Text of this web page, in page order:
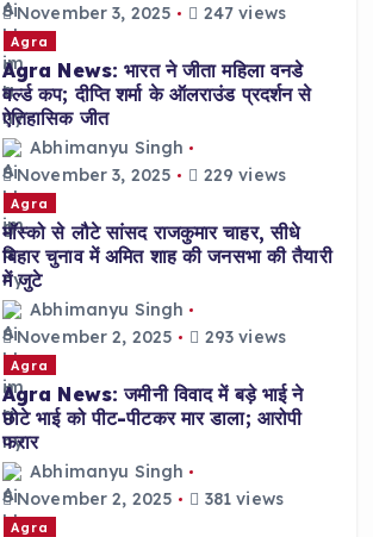
November 3, 2025
247 views
Agra
Agra News: भारत ने जीता महिला वनडे
वर्ल्ड कप; दीप्ति शर्मा के ऑलराउंड प्रदर्शन से
ऐतिहासिक जीत
Abhimanyu Singh
November 3, 2025
229 views
Agra
मॉस्को से लौटे सांसद राजकुमार चाहर, सीधे
बिहार चुनाव में अमित शाह की जनसभा की तैयारी
में जुटे
Abhimanyu Singh
November 2, 2025
293 views
Agra
Agra News: जमीनी विवाद में बड़े भाई ने
छोटे भाई को पीट-पीटकर मार डाला; आरोपी
फरार
Abhimanyu Singh
November 2, 2025
381 views
Agra